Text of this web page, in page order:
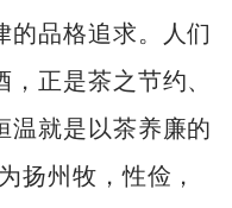
的品格追求。人们
正是茶之节约、
温就是以茶养廉的
扬州牧，性俭，